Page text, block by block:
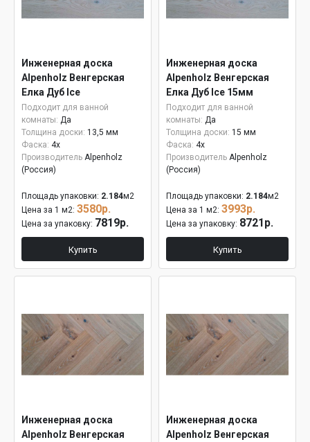
Инженерная доска
Alpenholz Венгерская
Елка Дуб Ice
Подходит для ванной
комнаты: Да
Толщина доски: 13,5 мм
Фаска: 4x
Производитель Alpenholz
(Россия)
Площадь упаковки: 2.184м2
Цена за 1 м2: 3580р.
Цена за упаковку: 7819р.
Купить
Инженерная доска
Alpenholz Венгерская
Елка Дуб Ice 15мм
Подходит для ванной
комнаты: Да
Толщина доски: 15 мм
Фаска: 4x
Производитель Alpenholz
(Россия)
Площадь упаковки: 2.184м2
Цена за 1 м2: 3993р.
Цена за упаковку: 8721р.
Купить
Инженерная доска
Alpenholz Венгерская
Инженерная доска
Alpenholz Венгерская